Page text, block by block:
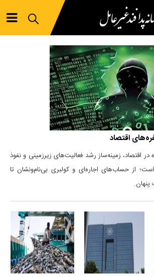
اقتصاد
اقتصاد، زمینه‌ساز رشد فعالیت‌های زیرزمینی و نفوذ
از حساب‌های اجاره‌ای و کولبری بی‌نام‌ونشان تا